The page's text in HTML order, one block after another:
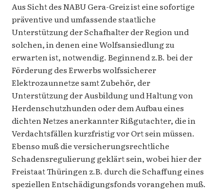
Aus Sicht des NABU Gera-Greiz ist eine sofortige
präventive und umfassende staatliche
Unterstützung der Schafhalter der Region und
solchen, in denen eine Wolfsansiedlung zu
erwarten ist, notwendig. Beginnend z.B. bei der
Förderung des Erwerbs wolfssicherer
Elektrozaunnetze samt Zubehör, der
Unterstützung der Ausbildung und Haltung von
Herdenschutzhunden oder dem Aufbau eines
dichten Netzes anerkannter Rißgutachter, die in
Verdachtsfällen kurzfristig vor Ort sein müssen.
Ebenso muß die versicherungsrechtliche
Schadensregulierung geklärt sein, wobei hier der
Freistaat Thüringen z.B. durch die Schaffung eines
speziellen Entschädigungsfonds vorangehen muß.